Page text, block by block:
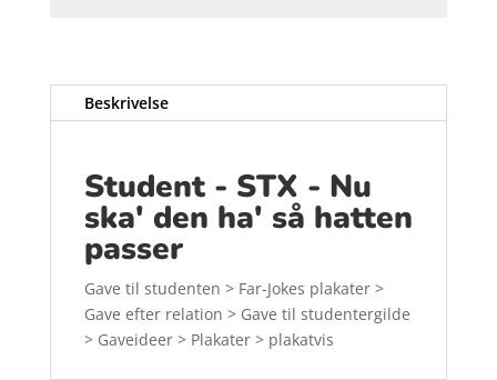
Beskrivelse
Student - STX - Nu
ska' den ha' så hatten
passer
Gave til studenten > Far-Jokes plakater >
Gave efter relation > Gave til studentergilde
> Gaveideer > Plakater > plakatvis